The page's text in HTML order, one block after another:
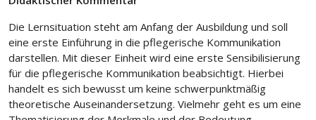
Die Lernsituation steht am Anfang der Ausbildung und soll
eine erste Einführung in die pflegerische Kommunikation
darstellen. Mit dieser Einheit wird eine erste Sensibilisierung
für die pflegerische Kommunikation beabsichtigt. Hierbei
handelt es sich bewusst um keine schwerpunktmäßig
theoretische Auseinandersetzung. Vielmehr geht es um eine